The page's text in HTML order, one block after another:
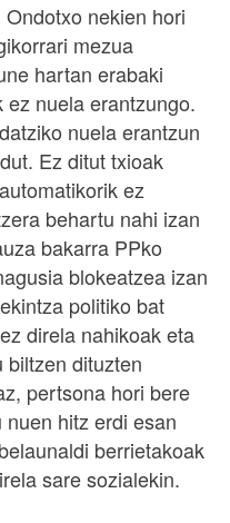
nekien hori
mezua
hartan erabaki
nuela erantzungo.
nuela erantzun
Ez ditut txioak
ez
behartu nahi izan
bakarra PPko
blokeatzea izan
politiko bat
direla nahikoak eta
biltzen dituzten
pertsona hori bere
hitz erdi esan
berrietakoak
sare sozialekin.